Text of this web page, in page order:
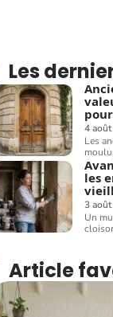
Les
4
Les
les
3
Un
Article